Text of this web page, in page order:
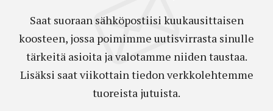
Saat suoraan sähköpostiisi kuukausittaisen
koosteen, jossa poimimme uutisvirrasta sinulle
tärkeitä asioita ja valotamme niiden taustaa.
Lisäksi saat viikottain tiedon verkkolehtemme
tuoreista jutuista.